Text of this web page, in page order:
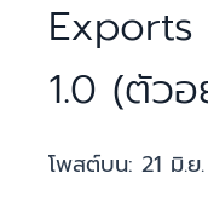
Exports
1.0 (ตัว
โพสต์บน: 21 มิ.